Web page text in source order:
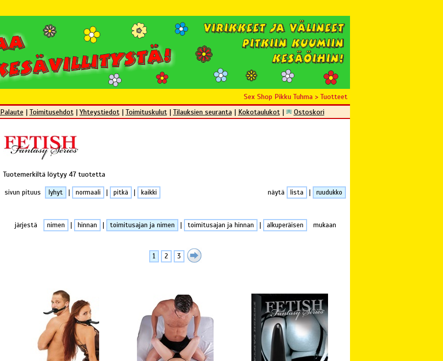
Sex Shop Pikku Tuhma > Tuotteet
Palaute | Toimitusehdot|Yhteystiedot| Toimituskulut| Tilauksien seuranta| Kokotaulukot| Ostoskori
Tuotemerkiltä löytyy 47 tuotetta
sivun pituus lyhyt normaali pitkä kaikki näytä lista ruudukko
järjestä nimen hinnan toimitusajan ja nimen toimitusajan ja hinnan alkuperäisen mukaan
1 2 3